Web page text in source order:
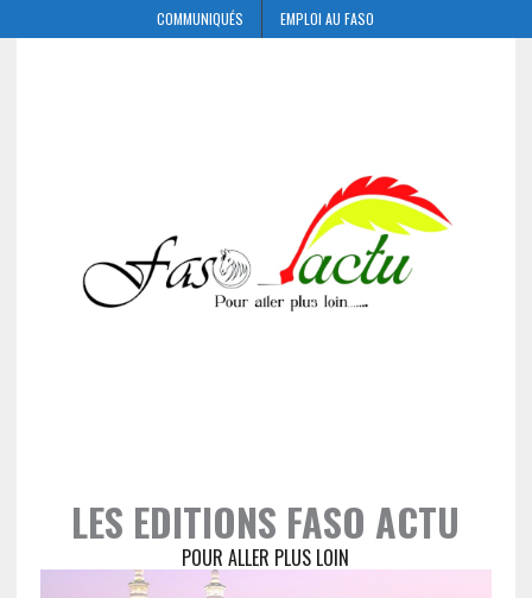
COMMUNIQUÉS EMPLOI AU FASO
LES EDITIONS FASO ACTU
POUR ALLER PLUS LOIN